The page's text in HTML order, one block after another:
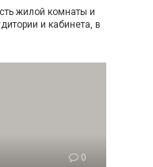
жилой комнаты и
и кабинета, в
0